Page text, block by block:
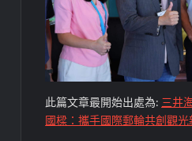
此篇文章最開始出處為: 三井
國樑：攜手國際郵輪共創觀光